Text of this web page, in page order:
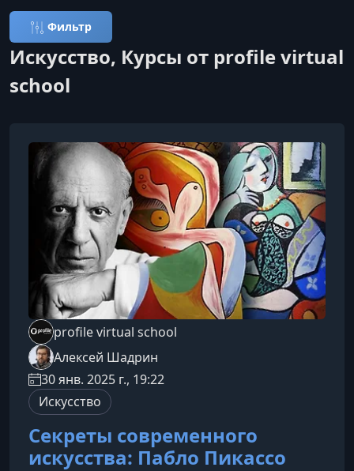
Фильтр
Искусство, Курсы от profile virtual
school
profile virtual school
Алексей Шадрин
30 янв. 2025 г., 19:22
Искусство
Секреты современного
искусства: Пабло Пикассо